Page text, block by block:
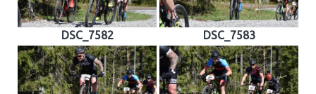
DSC_7582 DSC_7583